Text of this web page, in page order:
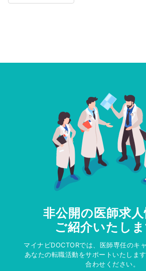
非公開の医師求
ご紹介いたしま
マイナビDOCTORでは、医師専任のキ
あなたの転職活動をサポートいたしま
合わせください。